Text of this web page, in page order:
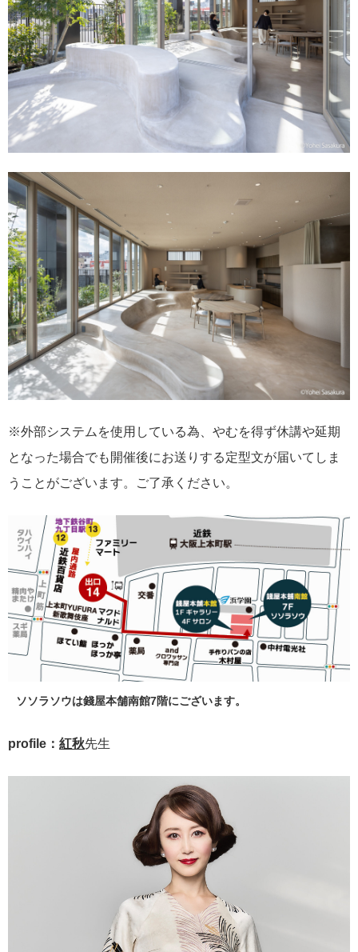
※外部システムを使用している為、やむを得ず休講や延期
となった場合でも開催後にお送りする定型文が届いてしま
うことがございます。ご了承ください。
ソソラソウは錢屋本舗南館7階にございます。
profile： 紅秋先生